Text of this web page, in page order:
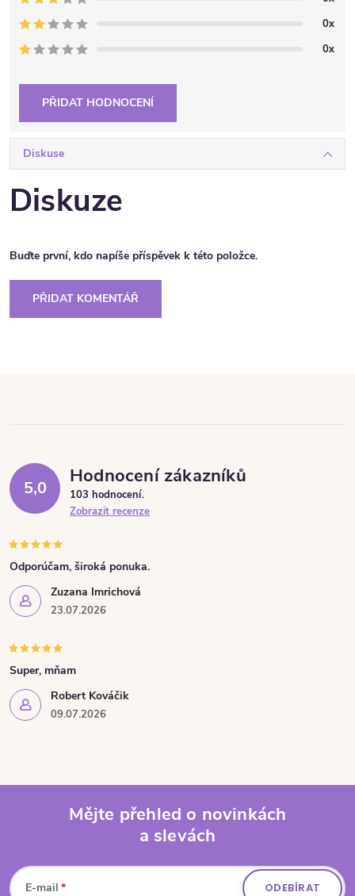
0x
0x
PŘIDAT HODNOCENÍ
Diskuse
Diskuze
Buďte první, kdo napíše příspěvek k této položce.
PŘIDAT KOMENTÁŘ
5,0
Hodnocení zákazníků
103 hodnocení
Zobrazit recenze
Zuzana Imrichová
23.07.2026
Odporúčam, široká ponuka.
Robert Kováčik
09.07.2026
Super, mňam
Mějte přehled o novinkách
a slevách
E-mail ODEBÍRAT